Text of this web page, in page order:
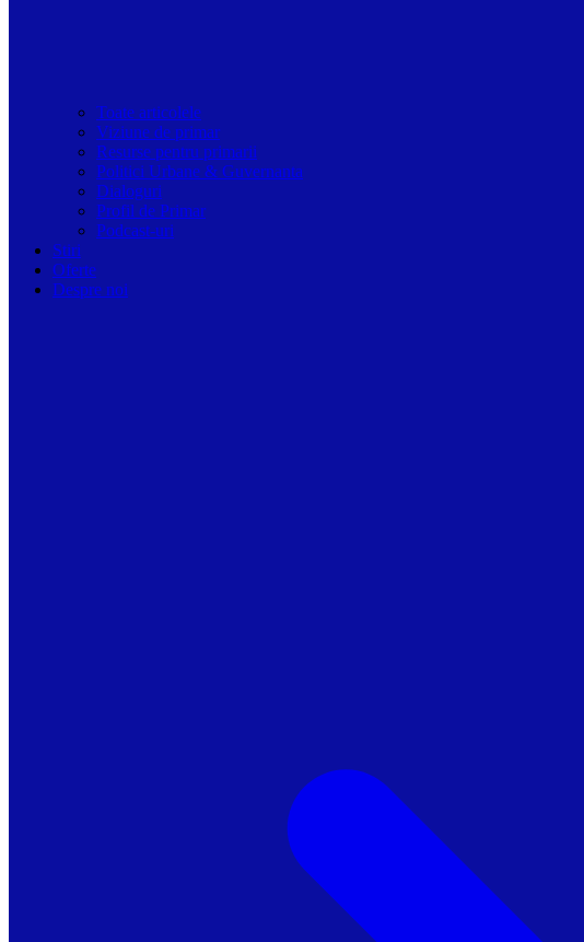
Toate articolele
Viziune de primar
Resurse pentru primarii
Politici Urbane & Guvernanta
Dialoguri
Profil de Primar
Podcast-uri
Stiri
Oferte
Despre noi